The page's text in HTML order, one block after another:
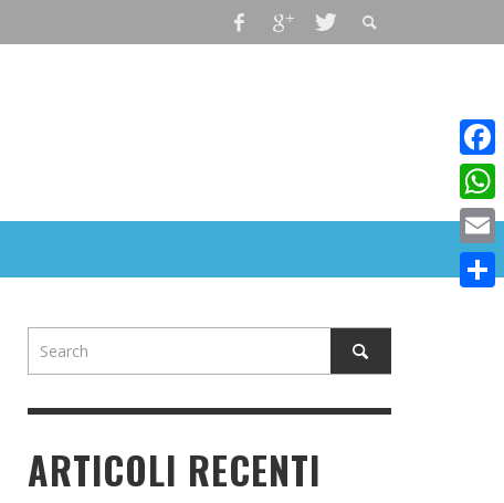
ARTICOLI RECENTI
Email